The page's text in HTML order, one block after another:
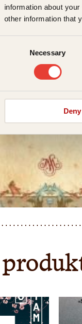
information about
other information that
Necessary
Deny